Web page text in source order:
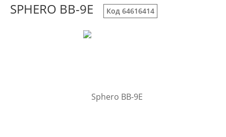
SPHERO BB-9E Код 64616414